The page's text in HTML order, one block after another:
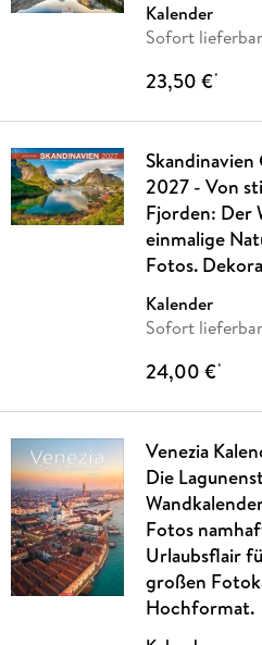
Kalender
Sofort lieferbar
23,50 €*
2027 - Von
Fjorden: Der
einmalige
Fotos.
Kalender
Sofort lieferbar
24,00 €*
Venezia
Die
Fotos
Urlaubsflair
großen
Hochformat.